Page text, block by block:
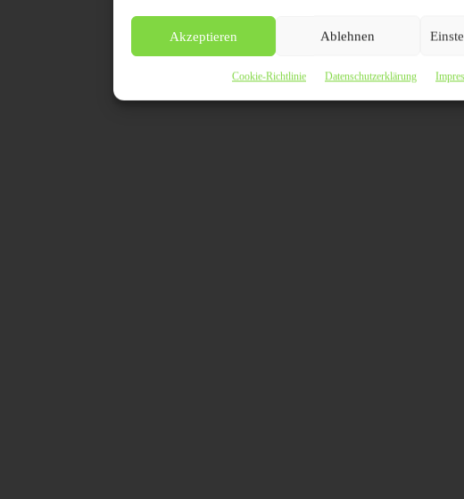
Akzeptieren Ablehnen
Cookie-Richtlinie Datenschutzerklärung